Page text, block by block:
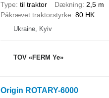
Type til traktor Dækning 2,5 m
Påkrævet traktorstyrke 80 HK
Ukraine, Kyiv
TOV «FERM Ye»
Origin ROTARY-6000